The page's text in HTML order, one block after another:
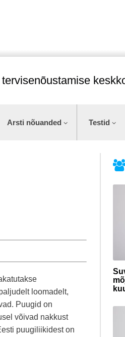
Arsti nõuanded Testid
loomadelt,
Puugid on
võivad nakkust
puugiliikidest on